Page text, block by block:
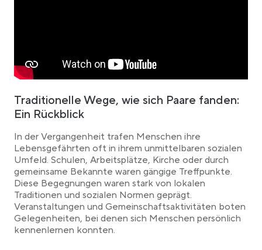
Traditionelle Wege, wie sich Paare fanden:
Ein Rückblick
In der Vergangenheit trafen Menschen ihre
Lebensgefährten oft in ihrem unmittelbaren sozialen
Umfeld. Schulen, Arbeitsplätze, Kirche oder durch
gemeinsame Bekannte waren gängige Treffpunkte.
Diese Begegnungen waren stark von lokalen
Traditionen und sozialen Normen geprägt.
Veranstaltungen und Gemeinschaftsaktivitäten boten
Gelegenheiten, bei denen sich Menschen persönlich
kennenlernen konnten.